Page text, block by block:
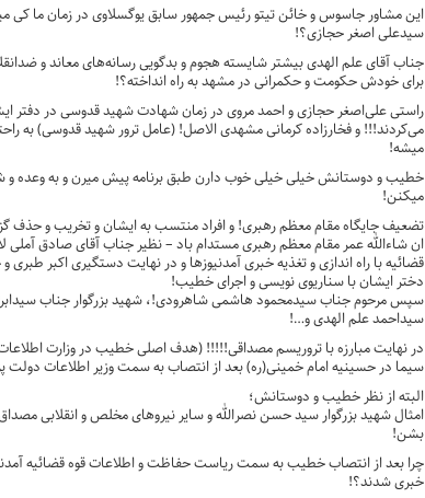
این مشاور جاسوس و خائن تیتو رئیس جمهور سابق یوگسلاوی در زمان ما کی
سیدعلی اصغر حجازی؟!
جناب آقای علم الهدی بیشتر شایسته هجوم و بدگویی رسانه‌های معاند و
برای خودش حکومت و حکمرانی در مشهد به راه انداخته؟!
راستی علی‌اصغر حجازی و احمد مروی در زمان شهادت شهید قدوسی در دفتر
می‌کردند!!! و فخارزاده کرمانی مشهدی الاصل! (عامل ترور شهید قدوسی) به
میشه!
خطیب و دوستانش خیلی خیلی خوب دارن طبق برنامه پیش میرن و به وعده و
میکنن!
تضعیف جایگاه مقام معظم رهبری! و افراد منتسب به ایشان و تخریب و
ان شاءالله عمر مقام معظم رهبری مستدام باد – نظیر جناب آقای صادق آملی
قضائیه با راه اندازی و تغذیه خبری آمدنیوزها و در نهایت دستگیری اکبر
دختر ایشان با سناریوی نویسی و اجرای خطیب!
سپس مرحوم جناب سیدمحمود هاشمی شاهرودی!، شهید بزرگوار جناب
سیداحمد علم الهدی و…!
در نهایت مبارزه با تروریسم مصداقی!!!!! (هدف اصلی خطیب در وزارت
سیما در حسینیه امام خمینی(ره) بعد از انتصاب به سمت وزیر اطلاعات
البته از نظر خطیب و دوستانش؛
امثال شهید بزرگوار سید حسن نصرالله و سایر نیروهای مخلص و انقلابی
بشن!
چرا بعد از انتصاب خطیب به سمت ریاست حفاظت و اطلاعات قوه قضائیه
خبری شدند؟!